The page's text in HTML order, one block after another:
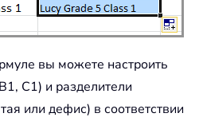
вы можете настроить
C1) и разделители
или дефис) в соответствии